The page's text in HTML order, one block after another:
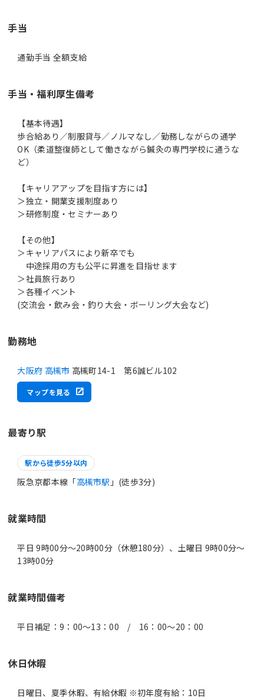
手当
通勤手当 全額支給
手当・福利厚生備考
【基本待遇】
歩合給あり／制服貸与／ノルマなし／勤務しながらの通学
OK（柔道整復師として働きながら鍼灸の専門学校に通うな
ど）
【キャリアアップを目指す方には】
＞独立・開業支援制度あり
＞研修制度・セミナーあり
【その他】
＞キャリアパスにより新卒でも
中途採用の方も公平に昇進を目指せます
＞社員旅行あり
＞各種イベント
(交流会・飲み会・釣り大会・ボーリング大会など)
勤務地
大阪府 高槻市 高槻町14-1 第6誠ビル102
マップを見る
最寄り駅
駅から徒歩5分以内
阪急京都本線「高槻市駅 」(徒歩3分)
就業時間
平日 9時00分〜20時00分（休憩180分）、土曜日 9時00分〜
13時00分
就業時間備考
休日休暇
日曜日、夏季休暇、有給休暇 ※初年度有給：10日